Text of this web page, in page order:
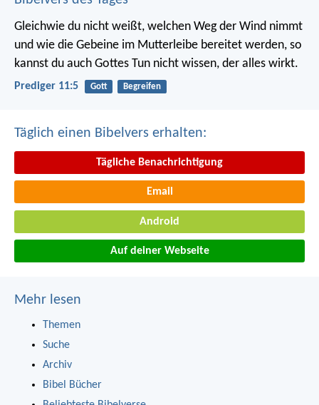
Gleichwie du nicht weißt, welchen Weg der Wind nimmt
und wie die Gebeine im Mutterleibe bereitet werden, so
kannst du auch Gottes Tun nicht wissen, der alles wirkt.
Prediger 11:5 Gott Begreifen
Täglich einen Bibelvers erhalten:
Tägliche Benachrichtigung
Email
Android
Auf deiner Webseite
Mehr lesen
Themen
Suche
Archiv
Bibel Bücher